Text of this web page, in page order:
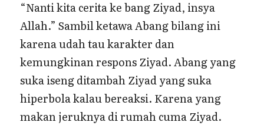
“Nanti kita cerita ke bang Ziyad, insya
Allah.” Sambil ketawa Abang bilang ini
karena udah tau karakter dan
kemungkinan respons Ziyad. Abang yang
suka iseng ditambah Ziyad yang suka
hiperbola kalau bereaksi. Karena yang
makan jeruknya di rumah cuma Ziyad.